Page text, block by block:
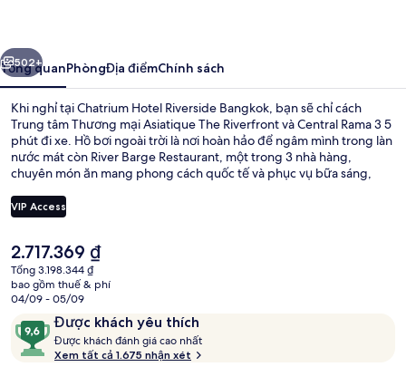
Tiếp
502+
Tổng quanPhòngĐịa điểmChính sách
Khi nghỉ tại Chatrium Hotel Riverside Bangkok, bạn sẽ chỉ cách
Trung tâm Thương mại Asiatique The Riverfront và Central Rama 3 5
phút đi xe. Hồ bơi ngoài trời là nơi hoàn hảo để ngâm mình trong làn
nước mát còn River Barge Restaurant, một trong 3 nhà hàng,
chuyên món ăn mang phong cách quốc tế và phục vụ bữa sáng,
ngon. Những tiện nghi nổi bật khác tại khách sạn sang trọng này
bao gồm 2 quán bar/khu lounge, quán bar cạnh hồ bơi và trung tâm
điều được du khách đánh giá cao.
VIP Access
Giá
hiện
tại
là
2.717.369 ₫
2.717.369 ₫
Tổng 3.198.344 ₫
bao gồm thuế & phí
04/09 - 05/09
Nhận
xét
Được khách yêu thích
9,6
trên
10,
Được khách đánh giá cao nhất
Xem tất cả 1.675 nhận xét